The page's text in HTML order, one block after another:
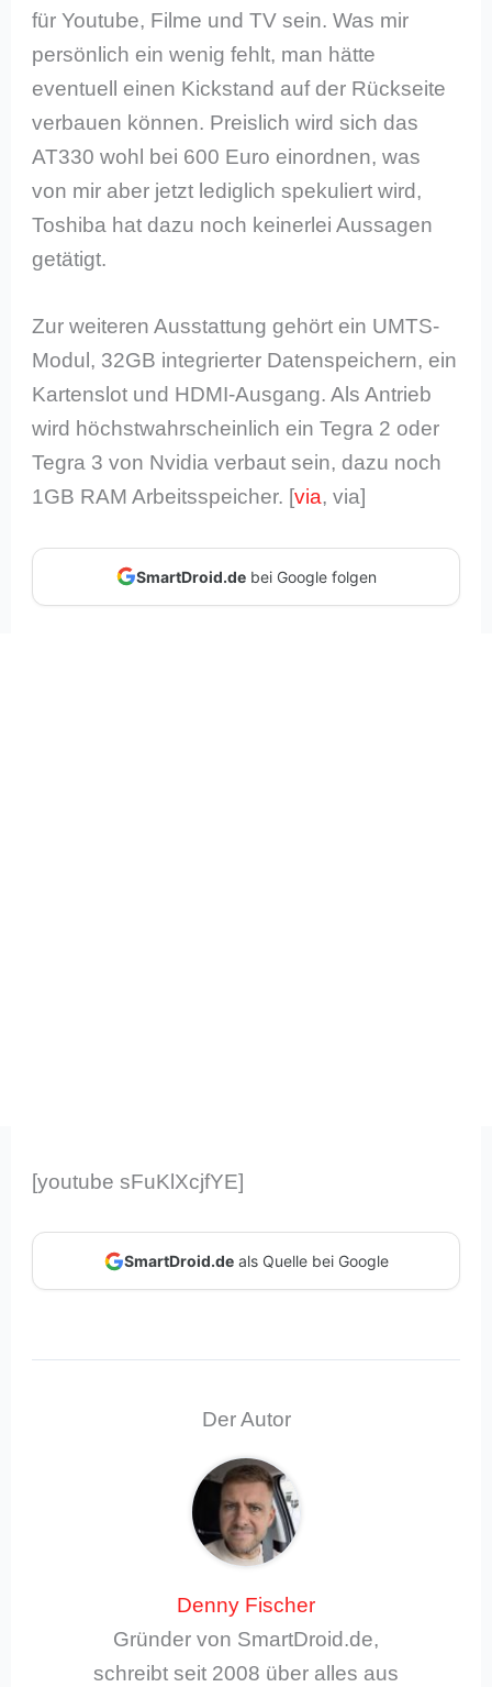
für Youtube, Filme und TV sein. Was mir
persönlich ein wenig fehlt, man hätte
eventuell einen Kickstand auf der Rückseite
verbauen können. Preislich wird sich das
AT330 wohl bei 600 Euro einordnen, was
von mir aber jetzt lediglich spekuliert wird,
Toshiba hat dazu noch keinerlei Aussagen
getätigt.
Zur weiteren Ausstattung gehört ein UMTS-
Modul, 32GB integrierter Datenspeichern, ein
Kartenslot und HDMI-Ausgang. Als Antrieb
wird höchstwahrscheinlich ein Tegra 2 oder
Tegra 3 von Nvidia verbaut sein, dazu noch
1GB RAM Arbeitsspeicher. [via, via]
SmartDroid.debei Google folgen
[youtube sFuKlXcjfYE]
SmartDroid.deals Quelle bei Google
Der Autor
Denny Fischer
Gründer von SmartDroid.de,
schreibt seit 2008 über alles aus